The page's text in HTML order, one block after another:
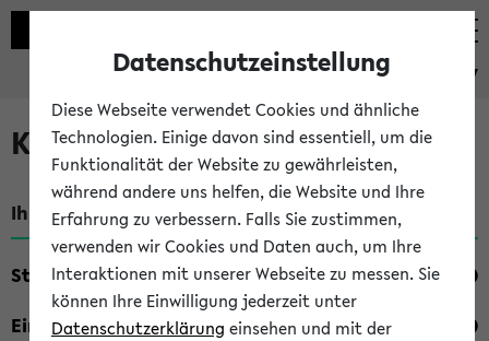
eKVV
Kombisuche im eKVV
Ihre Suchkriterien:
Studienfach
Einrichtung
Datenschutzeinstellung
Diese Webseite verwendet Cookies und ähnliche
Technologien. Einige davon sind essentiell, um die
Funktionalität der Website zu gewährleisten,
während andere uns helfen, die Website und Ihre
Erfahrung zu verbessern. Falls Sie zustimmen,
verwenden wir Cookies und Daten auch, um Ihre
Interaktionen mit unserer Webseite zu messen. Sie
können Ihre Einwilligung jederzeit unter
Datenschutzerklärung einsehen und mit der